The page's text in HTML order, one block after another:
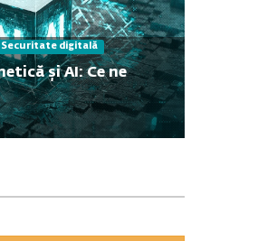
Securitate digitală
și AI: Ce ne